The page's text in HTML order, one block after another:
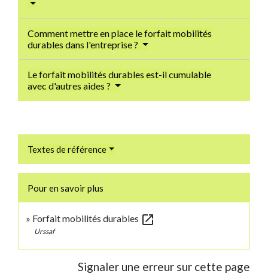
Comment mettre en place le forfait mobilités
durables dans l'entreprise ?
Le forfait mobilités durables est-il cumulable
avec d'autres aides ?
Textes de référence
Pour en savoir plus
Forfait mobilités durables open_in_new
Urssaf
Signaler une erreur sur cette page